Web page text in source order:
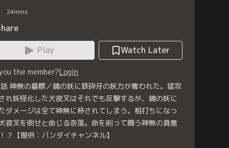
24mins
Play
Watch Later
the member?Login
神無の墓標／鏡の妖に鉄砕牙の妖力が奪われた。猛攻
れ妖怪化した犬夜叉はそれでも反撃するが、鏡の妖に
ダメージは全て神無に移されてしまう。相打ちになっ
夜叉を倒せと命じる奈落。命を削って闘う神無の真意
？【提供：バンダイチャンネル】